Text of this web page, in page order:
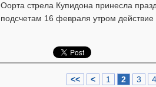
Оорта стрела Купидона принесла
подсчетам 16 февраля утром действие
<< < 1 2 3 4